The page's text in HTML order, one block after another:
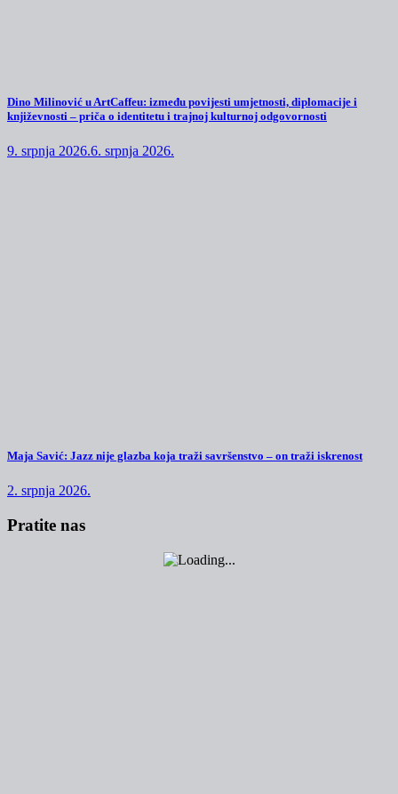
Dino Milinović u ArtCaffeu: između povijesti umjetnosti, diplomacije i
književnosti – priča o identitetu i trajnoj kulturnoj odgovornosti
9. srpnja 2026.6. srpnja 2026.
Maja Savić: Jazz nije glazba koja traži savršenstvo – on traži iskrenost
2. srpnja 2026.
Pratite nas